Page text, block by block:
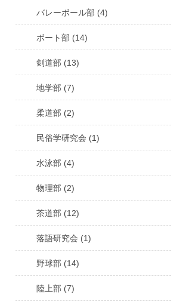
バレーボール部 (4)
ボート部 (14)
剣道部 (13)
地学部 (7)
柔道部 (2)
民俗学研究会 (1)
水泳部 (4)
物理部 (2)
茶道部 (12)
落語研究会 (1)
野球部 (14)
陸上部 (7)